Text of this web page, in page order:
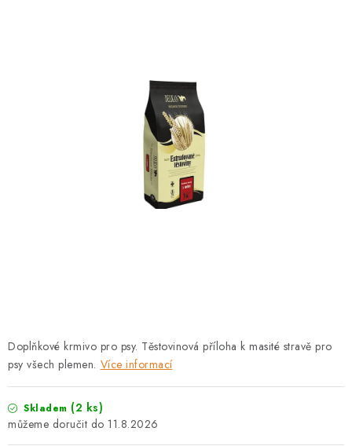
Podmínky ochrany osobních údajů
FAQ
Doplňkové krmivo pro psy. Těstovinová příloha k masité stravě pro
psy všech plemen. Více informací
Skladem (2 ks)
11.8.2026